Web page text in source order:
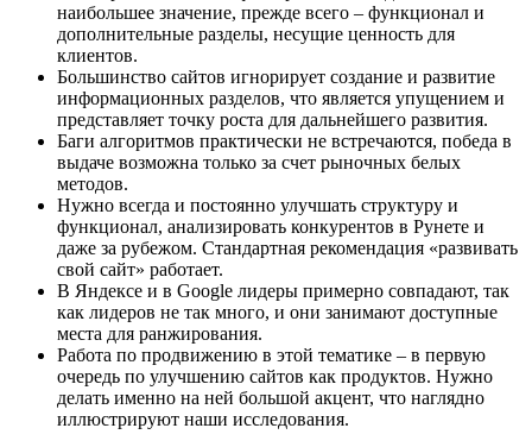
наибольшее значение, прежде всего – функционал и
дополнительные разделы, несущие ценность для
клиентов.
Большинство сайтов игнорирует создание и развитие
информационных разделов, что является упущением и
представляет точку роста для дальнейшего развития.
Баги алгоритмов практически не встречаются, победа в
выдаче возможна только за счет рыночных белых
методов.
Нужно всегда и постоянно улучшать структуру и
функционал, анализировать конкурентов в Рунете и
даже за рубежом. Стандартная рекомендация «развивать
свой сайт» работает.
В Яндексе и в Google лидеры примерно совпадают, так
как лидеров не так много, и они занимают доступные
места для ранжирования.
Работа по продвижению в этой тематике – в первую
очередь по улучшению сайтов как продуктов. Нужно
делать именно на ней большой акцент, что наглядно
иллюстрируют наши исследования.